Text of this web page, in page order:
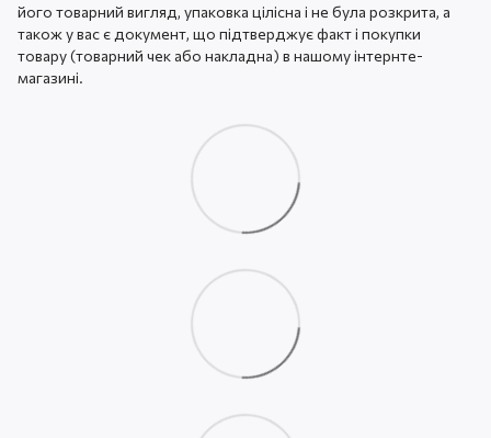
його товарний вигляд, упаковка цілісна і не була розкрита, а
також у вас є документ, що підтверджує факт і покупки
товару (товарний чек або накладна) в нашому інтернте-
магазині.